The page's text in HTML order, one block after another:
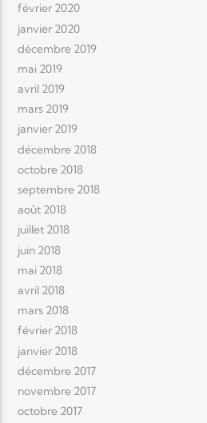
février 2020
janvier 2020
décembre 2019
mai 2019
avril 2019
mars 2019
janvier 2019
décembre 2018
octobre 2018
septembre 2018
août 2018
juillet 2018
juin 2018
mai 2018
avril 2018
mars 2018
février 2018
janvier 2018
décembre 2017
novembre 2017
octobre 2017